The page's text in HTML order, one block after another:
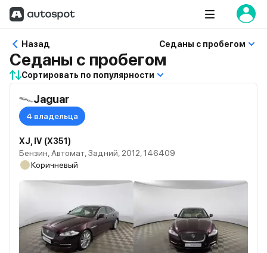
Назад Седаны с пробегом
Седаны с пробегом
Сортировать по популярности
Jaguar
4 владельца
XJ, IV (X351)
Бензин, Автомат, Задний, 2012, 146409
Коричневый